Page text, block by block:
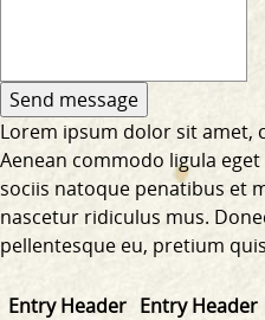
Lorem ipsum dolor sit amet,
Aenean commodo ligula
sociis natoque penatibus et
nascetur ridiculus mus.
pellentesque eu, pretium
Entry Header Entry Header